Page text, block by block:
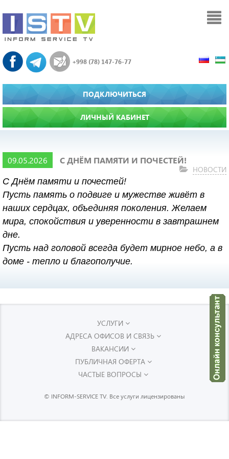
+998 (78) 147-76-77
ПОДКЛЮЧИТЬСЯ
ЛИЧНЫЙ КАБИНЕТ
09.05.2026 С ДНЁМ ПАМЯТИ И ПОЧЕСТЕЙ!
НОВОСТИ
С Днём памяти и почестей!
Пусть память о подвиге и мужестве живёт в
наших сердцах, объединяя поколения. Желаем
мира, спокойствия и уверенности в завтрашнем
дне.
Пусть над головой всегда будет мирное небо, а в
доме - тепло и благополучие.
УСЛУГИ
АДРЕСА ОФИСОВ И СВЯЗЬ
ВАКАНСИИ
ПУБЛИЧНАЯ ОФЕРТА
ЧАСТЫЕ ВОПРОСЫ
© INFORM-SERVICE TV. Все услуги лицензированы